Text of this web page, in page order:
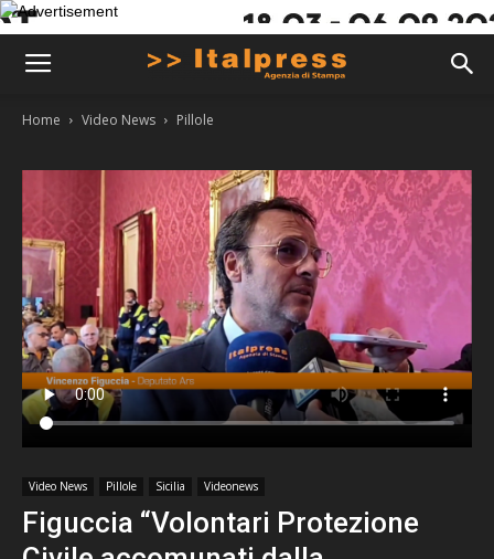
Home Video News Pillole
Video News Pillole Sicilia Videonews
Figuccia “Volontari Protezione